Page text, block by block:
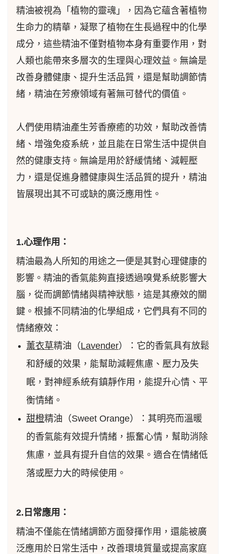
精油被視為「植物的靈魂」，因為它蘊含著植物
生命力的精華，凝聚了植物在生長過程中的化學
成分，這些精油不僅對植物本身有重要作用，對
人類也能帶來多層次的生理與心理效益。無論是
改善身體健康、提升生活品質，還是幫助調節情
緒，精油在芳療領域有著無可替代的價值。
人們使用精油產生芳香療癒的功效，幫助改善情
緒、增強免疫系統，並且能在日常生活中提供自
然的健康支持。無論是用於舒緩情緒、減輕壓
力，還是促進身體健康與生活品質的提升，精油
皆展現出其不可或缺的廣泛應用性。
1.心理作用：
精油最為人所知的用途之一便是其對心理健康的
影響。精油的香氣能夠直接透過嗅覺系統影響大
腦，從而調節情緒與精神狀態，這是其療效的關
鍵。根據不同精油的化學組成，它們具有不同的
情緒療效：
薰衣草精油（Lavender）：它的香氣具有放鬆
和舒緩的效果，能幫助減輕焦慮、壓力及失
眠，對神經系統有鎮靜作用，能提升心情、平
衡情緒。
甜橙精油（Sweet Orange）：其明亮而溫暖
的香氣能有效提升情緒，振奮心情，幫助消除
焦慮，並具有提升自信的效果。適合在情緒低
落或壓力大的時候使用。
2.日常應用：
精油不僅能在情緒調節方面發揮作用，還能被廣
泛應用於日常生活中，改善環境質量或提高家庭